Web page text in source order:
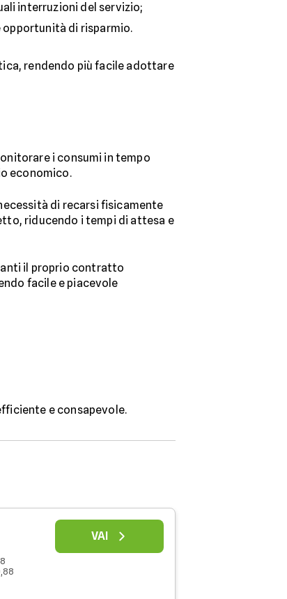
interruzioni del servizio;
opportunità di risparmio.
rendendo più facile adottare
i consumi in tempo
economico.
di recarsi fisicamente
riducendo i tempi di attesa e
il proprio contratto
facile e piacevole
e consapevole.
VAI